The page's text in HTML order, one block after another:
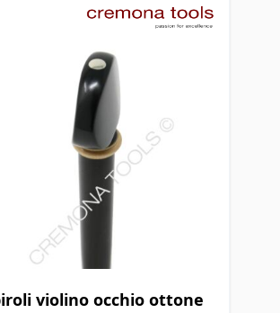
violino occhio ottone